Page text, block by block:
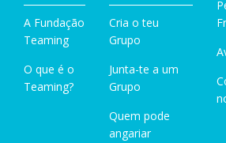
A Fundação
Teaming
O que é o
Teaming?
Cria o teu
Grupo
Junta-te a um
Grupo
Quem pode
angariar